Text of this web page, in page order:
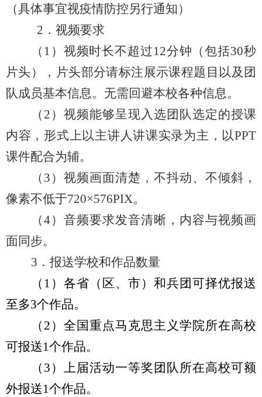
（具体事宜视疫情防控另行通知）
2 ．视频要求
（ 1 ）视频时长不超过12分钟（包括30秒
片头），片头部分请标注展示课程题目以及团
队成员基本信息。无需回避本校各种信息。
（ 2 ）视频能够呈现入选团队选定的授课
内容，形式上以主讲人讲课实录为主，以PPT
课件配合为辅。
（ 3 ）视频画面清楚，不抖动、不倾斜，
像素不低于720×576PIX。
（4）音频要求发音清晰，内容与视频画
面同步。
3 ．报送学校和作品数量
（ 1 ）各省（区、市）和兵团可择优报送
至多3个作品。
（ 2 ）全国重点马克思主义学院所在高校
可报送1个作品。
（ 3 ）上届活动一等奖团队所在高校可额
外报送1个作品。